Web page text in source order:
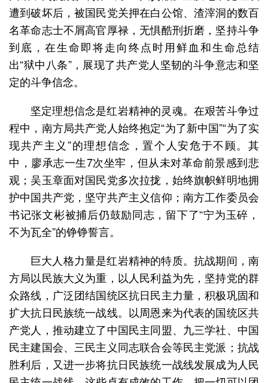
遭到破坏后，被国民党关押在白公馆、渣滓洞的数百
名革命志士不屑高官厚禄，无惧酷刑折磨，坚持斗争
到底，在生命即将走向终点时用鲜血和生命总结
出“狱中八条”，展现了共产党人坚韧的斗争意志和坚
定的斗争信念。
坚定理想信念是红岩精神的灵魂。在艰苦斗争过
程中，南方局共产党人始终抱定“为了新中国”“为了实
现共产主义”的理想信念，置个人安危于不顾。其
中，廖承志一生7次坐牢，但从未对革命前景感到悲
观；吴玉章面对国民党多次拉拢，始终旗帜鲜明地拥
护中国共产党，坚守共产主义信仰；南方工作委员会
书记张文彬被捕后仍鼓励同志，留下了“宁为玉碎，
不为瓦全”的铮铮誓言。
巨大人格力量是红岩精神的特质。抗战期间，南
方局以民族大义为重，以人民利益为先，坚持党的群
众路线，广泛团结国统区抗日民主力量，积极巩固和
扩大抗日民族统一战线。以周恩来为代表的国统区共
产党人，推动建立了中国民主同盟、九三学社、中国
民主建国会、三民主义同志联合会等民主党派；抗战
胜利后，又进一步将抗日民族统一战线发展成为人民